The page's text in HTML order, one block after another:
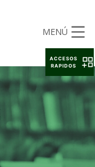
MENÚ
ACCESOS
RAPIDOS